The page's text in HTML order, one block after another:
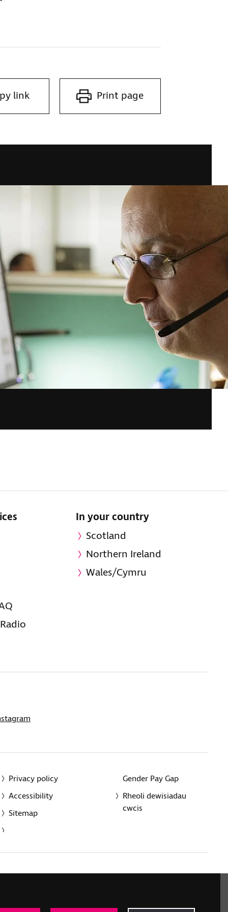
link Print page
In your country
Scotland
Northern Ireland
Wales/Cymru
Privacy policy
Accessibility
Sitemap
Gender Pay Gap
Rheoli dewisiadau
cwcis
Road, London N1 9JE.